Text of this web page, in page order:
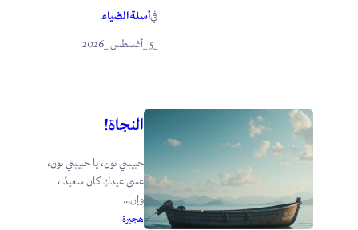
فيأسنة الضياء.
_5 _أغسطس _2026
النجاة!
حبيبتي نون، يا حبيبتي نون،
عسى عيدكِ كان سعيدًا،
وإن...
هجيرة